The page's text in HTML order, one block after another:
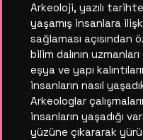
Arkeoloji, yazılı
yaşamış insanlara
sağlaması açısından
bilim dalının
eşya ve yapı
insanların nasıl
Arkeologlar
insanların yaşadığı
yüzüne çıkararak